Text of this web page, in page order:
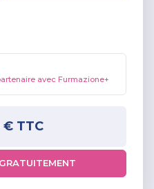
avec Furmazione+
€TTC